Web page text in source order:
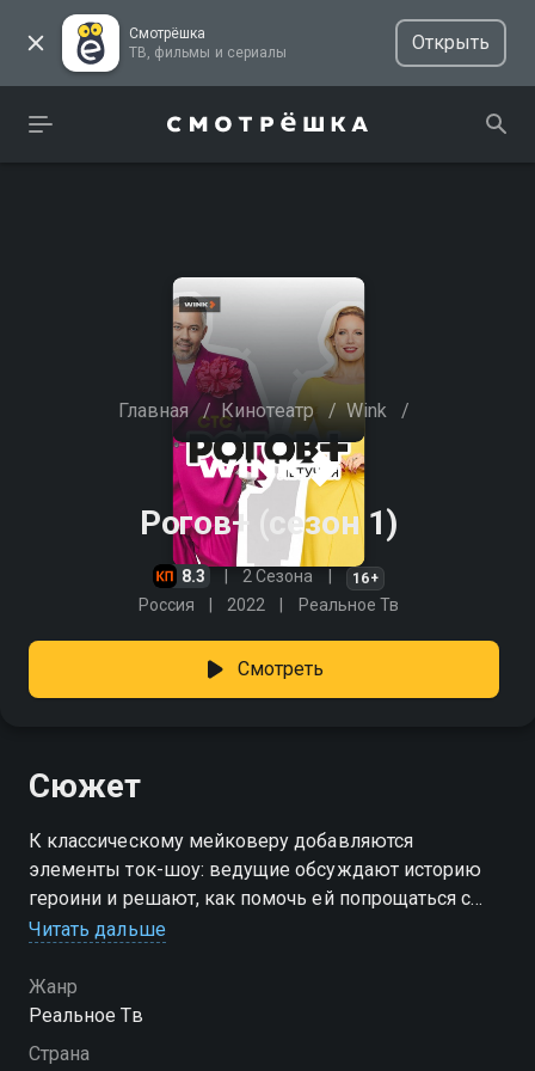
Смотрёшка
ТВ, фильмы и сериалы
Открыть
Главная / Кинотеатр / Wink /
Рогов+ (сезон 1)
8.3 2 Сезона 16+
Россия 2022 Реальное Тв
Смотреть
Сюжет
К классическому мейковеру добавляются
элементы ток-шоу: ведущие обсуждают историю
героини и решают, как помочь ей попрощаться с
давними проблемами. После чего Александр берёт
приходит к ней в гости и проводит «ревизию»
квартиры. Ведь именно дом помогает узнать о
человеке даже больше, чем его внешний вид.
Читать дальше
Жанр
Реальное Тв
Страна